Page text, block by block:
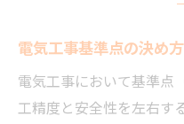
電気工事基準点の決め
電気工事において基準点
工精度と安全性を左右す